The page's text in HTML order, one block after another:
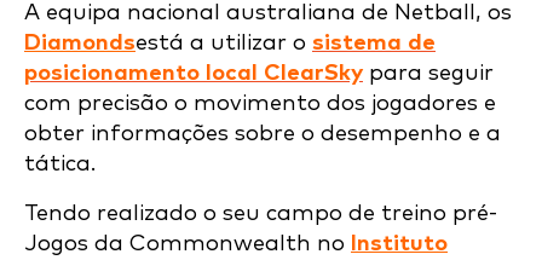
A equipa nacional australiana de Netball, os
Diamondsestá a utilizar o sistema de
posicionamento local ClearSky para seguir
com precisão o movimento dos jogadores e
obter informações sobre o desempenho e a
tática.
Tendo realizado o seu campo de treino pré-
Jogos da Commonwealth no
Instituto